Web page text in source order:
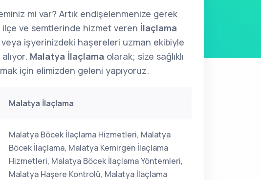
mi var? Artık endişelenmenize gerek
ilçe ve semtlerinde hizmet veren İlaçlama
işyerinizdeki haşereleri uzman ekibiyle
Malatya İlaçlama olarak; size sağlıklı
için elimizden geleni yapıyoruz.
Malatya İlaçlama
Malatya Böcek İlaçlama Hizmetleri, Malatya
Böcek İlaçlama, Malatya Kemirgen İlaçlama
Hizmetleri, Malatya Böcek İlaçlama Yöntemleri,
Malatya Haşere Kontrolü, Malatya İlaçlama